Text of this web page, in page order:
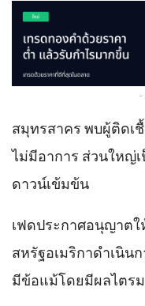
-
สมุทรสาคร พบผู้ติดเ
ไม่มีอาการ ส่วนใหญ่
ดาวน์เข้มข้น
เฟดประกาศอนุญาต
สหรัฐอเมริกาดําเนิ
มีข้อแม้โดยมีผลไตร